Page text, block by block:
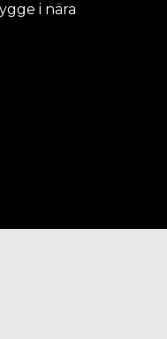
i nära